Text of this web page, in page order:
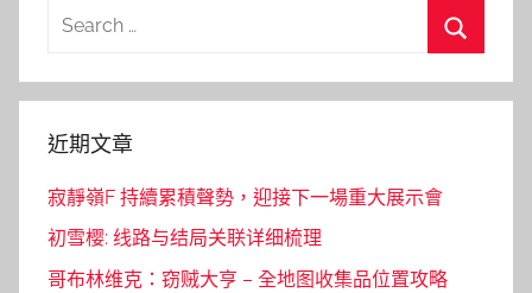
Search
近期文章
寂靜嶺F 持續累積聲勢，迎接下一場重大展示會
初雪樱: 线路与结局关联详细梳理
哥布林维克：窃贼大亨 – 全地图收集品位置攻略